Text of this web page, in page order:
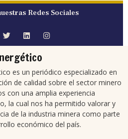
Redes Sociales
es un periódico especializado en
de calidad sobre el sector minero
con una amplia experiencia
la cual nos ha permitido valorar y
de la industria minera como parte
económico del país.